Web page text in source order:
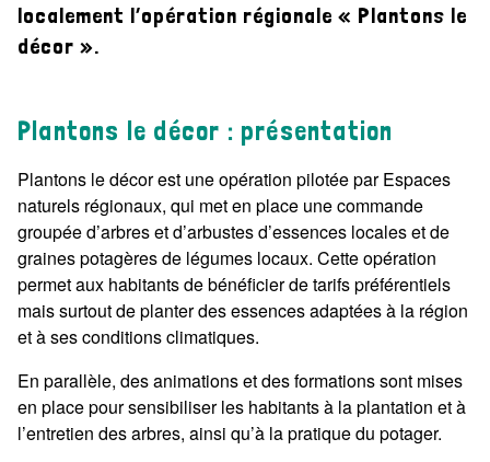
Planter local
localement l’opération régionale « Plantons le
décor ».
Plantons le décor : présentation
Plantons le décor est une opération pilotée par Espaces
naturels régionaux, qui met en place une commande
groupée d’arbres et d’arbustes d’essences locales et de
graines potagères de légumes locaux. Cette opération
permet aux habitants de bénéficier de tarifs préférentiels
mais surtout de planter des essences adaptées à la région
et à ses conditions climatiques.
En parallèle, des animations et des formations sont mises
en place pour sensibiliser les habitants à la plantation et à
l’entretien des arbres, ainsi qu’à la pratique du potager.